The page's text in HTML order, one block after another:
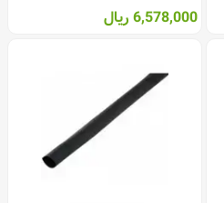
6,578,000 ریال